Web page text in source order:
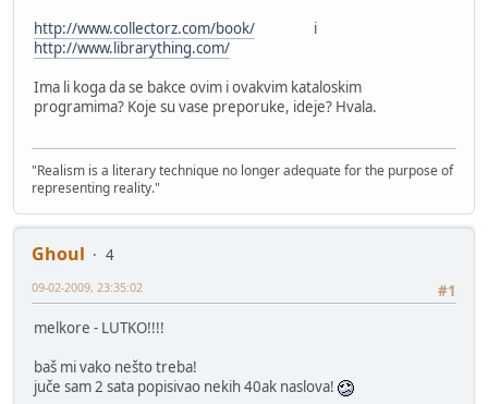
http://www.collectorz.com/book/ i
http://www.librarything.com/
Ima li koga da se bakce ovim i ovakvim kataloskim
programima? Koje su vase preporuke, ideje? Hvala.
"Realism is a literary technique no longer adequate for the purpose of
representing reality."
Ghoul
4
#1
09-02-2009, 23:35:02
melkore - LUTKO!!!!
baš mi vako nešto treba!
juče sam 2 sata popisivao nekih 40ak naslova!